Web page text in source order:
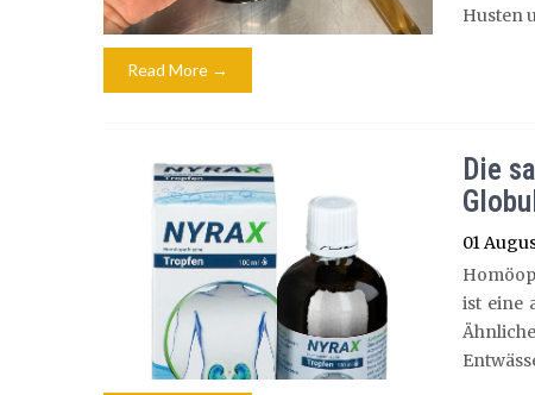
Husten
Read More →
Die
01
ist eine